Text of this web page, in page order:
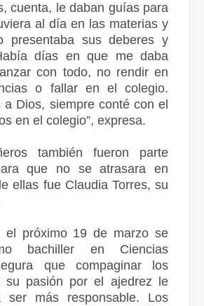
cuenta, le daban guías para
al día en las materias y
presentaba sus deberes y
días en que me daba
con todo, no rendir en
o fallar en el colegio.
a Dios, siempre conté con el
en el colegio”, expresa.
también fueron parte
que no se atrasara en
ellas fue Claudia Torres, su
el próximo 19 de marzo se
bachiller en Ciencias
que compaginar los
su pasión por el ajedrez le
ser más responsable. Los